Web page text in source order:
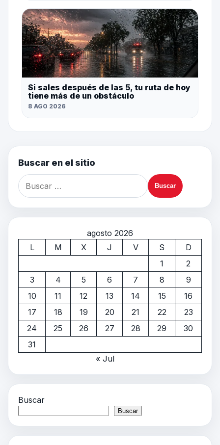
Si sales después de las 5, tu ruta de hoy
tiene más de un obstáculo
8 AGO 2026
Buscar en el sitio
agosto 2026
L
M X J V S
D
1
2
3
4 5 6 7 8
9
10
11 12 13 14 15
16
17
18 19 20 21 22
23
24
25 26 27 28 29
30
31
« Jul
Buscar
Buscar